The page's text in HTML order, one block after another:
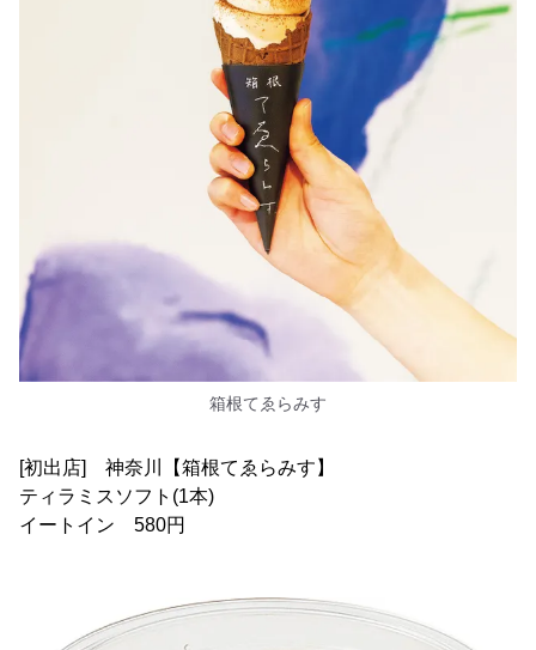
箱根てゑらみす
[初出店] 神奈川【箱根てゑらみす】
ティラミスソフト(1本)
イートイン 580円